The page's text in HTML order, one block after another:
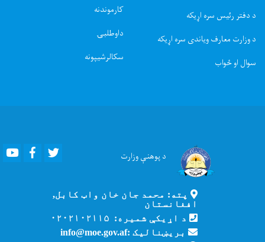
د دفتر رئیس سره اړیکه
د وزارت معارف ویاندی سره اړیکه
سوال او ځواب
کارموندنه
داوطلبۍ
سکالرشیپونه
د پوهنېوزارت Youtube Facebook
پته: محمد جان خان واټ کابل,
افغانستان
د اړیکې شمیره: ۰۲۰۲۱۰۲۱۱۵
بریښنالیک :info@moe.gov.af